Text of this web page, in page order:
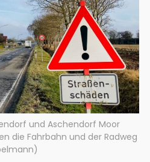
und Aschendorf Moor
die Fahrbahn und der Radweg